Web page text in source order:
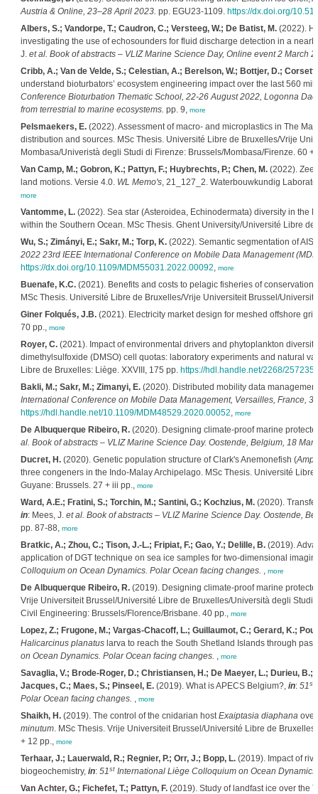
Austria & Online, 23–28 April 2023. pp. EGU23-1109. https://dx.doi.org/
Albers, S.; Vandorpe, T.; Caudron, C.; Versteeg, W.; De Batist, M.(2022).
investigating the use of echosounders for fluid discharge detection in a
J. et al. Book of abstracts – VLIZ Marine Science Day, Online event 2 March
Cribb, A.; Van de Velde, S.; Celestian, A.; Berelson, W.; Bottjer, D.;
understand bioturbators’ ecosystem engineering impact over the last 560
Conference Bioturbation Thematic School, 22-26 August 2022, Logonna
from terrestrial to marine ecosystems. pp. 9, more
Pelsmaekers, E.(2022). Assessment of macro- and microplastics in The
distribution and sources. MSc Thesis. Université Libre de Bruxelles/Vrije
Mombasa/Univeristà degli Studi di Firenze: Brussels/Mombasa/Firenze. 60 +
Van Camp, M.; Gobron, K.; Pattyn, F.; Huybrechts, P.; Chen, M.(2022).
land motions. Versie 4.0. WL Memo's, 21_127_2. Waterbouwkundig
more
Vantomme, L.(2022). Sea star (Asteroidea, Echinodermata) diversity in the
within the Southern Ocean. MSc Thesis. Ghent University/Université Libre
Wu, S.; Zimányi, E.; Sakr, M.; Torp, K.(2022). Semantic segmentation of
2022 23rd IEEE International Conference on Mobile Data Management
https://dx.doi.org/10.1109/MDM55031.2022.00092, more
Buenafe, K.C.(2021). Benefits and costs to pelagic fisheries of
MSc Thesis. Université Libre de Bruxelles/Vrije Universiteit Brussel/
Giner Folqués, J.B.(2021). Electricity market design for meshed offshore
70 pp., more
Royer, C.(2021). Impact of environmental drivers and phytoplankton
dimethylsulfoxide (DMSO) cell quotas: laboratory experiments and natural
Libre de Bruxelles: Liège. XXVIII, 175 pp. https://hdl.handle.net/2268/257235
Bakli, M.; Sakr, M.; Zimanyi, E.(2020). Distributed mobility data
International Conference on Mobile Data Management, Versailles, France,
https://hdl.handle.net/10.1109/MDM48529.2020.00052, more
De Albuquerque Ribeiro, R.(2020). Designing climate-proof marine
al. Book of abstracts – VLIZ Marine Science Day. Oostende, Belgium, 18
Ducret, H.(2020). Genetic population structure of Clark's Anemonefish (
three congeners in the Indo-Malay Archipelago. MSc Thesis. Université
Guyane: Brussels. 27 + iii pp., more
Ward, A.E.; Fratini, S.; Torchin, M.; Santini, G.; Kochzius, M.(2020).
in: Mees, J. et al. Book of abstracts – VLIZ Marine Science Day. Oostende,
pp. 87-88, more
Bratkic, A.; Zhou, C.; Tison, J.-L.; Fripiat, F.; Gao, Y.; Delille, B.(2019).
application of DGT technique on sea ice samples for two-dimensional
Colloquium on Ocean Dynamics. Polar Ocean facing changes. , more
De Albuquerque Ribeiro, R.(2019). Designing climate-proof marine
Vrije Universiteit Brussel/Université Libre de Bruxelles/Università degli Studi
Civil Engineering: Brussels/Florence/Brisbane. 40 pp., more
Lopez, Z.; Frugone, M.; Vargas-Chacoff, L.; Guillaumot, C.; Gerard, K.;
Halicarcinus planatuslarva to reach the South Shetland Islands through
on Ocean Dynamics. Polar Ocean facing changes. , more
Savaglia, V.; Brode-Roger, D.; Christiansen, H.; De Maeyer, L.; Durieu, B.;
Jacques, C.; Maes, S.; Pinseel, E.(2019). What is APECS Belgium?, in: 51st
Polar Ocean facing changes. , more
Shaikh, H.(2019). The control of the cnidarian hostExaiptasia diaphanaover
minutum. MSc Thesis. Vrije Universiteit Brussel/Université Libre de
+ 12 pp., more
Terhaar, J.; Lauerwald, R.; Regnier, P.; Orr, J.; Bopp, L.(2019). Impact of
biogeochemistry, in: 51stInternational Liège Colloquium on Ocean
Van Achter, G.; Fichefet, T.; Pattyn, F.(2019). Study of landfast ice over the